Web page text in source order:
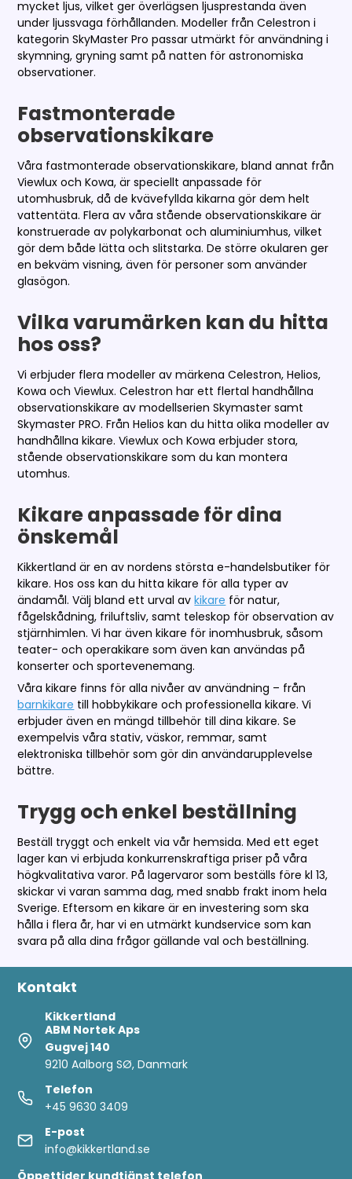
mycket ljus, vilket ger överlägsen ljusprestanda även
under ljussvaga förhållanden. Modeller från Celestron i
kategorin SkyMaster Pro passar utmärkt för användning i
skymning, gryning samt på natten för astronomiska
observationer.
Fastmonterade
observationskikare
Våra fastmonterade observationskikare, bland annat från
Viewlux och Kowa, är speciellt anpassade för
utomhusbruk, då de kvävefyllda kikarna gör dem helt
vattentäta. Flera av våra stående observationskikare är
konstruerade av polykarbonat och aluminiumhus, vilket
gör dem både lätta och slitstarka. De större okularen ger
en bekväm visning, även för personer som använder
glasögon.
Vilka varumärken kan du hitta
hos oss?
Vi erbjuder flera modeller av märkena Celestron, Helios,
Kowa och Viewlux. Celestron har ett flertal handhållna
observationskikare av modellserien Skymaster samt
Skymaster PRO. Från Helios kan du hitta olika modeller av
handhållna kikare. Viewlux och Kowa erbjuder stora,
stående observationskikare som du kan montera
utomhus.
Kikare anpassade för dina
önskemål
Kikkertland är en av nordens största e-handelsbutiker för
kikare. Hos oss kan du hitta kikare för alla typer av
ändamål. Välj bland ett urval avkikare för natur,
fågelskådning, friluftsliv, samt teleskop för observation av
stjärnhimlen. Vi har även kikare för inomhusbruk, såsom
teater- och operakikare som även kan användas på
konserter och sportevenemang.
Våra kikare finns för alla nivåer av användning – från
barnkikare till hobbykikare och professionella kikare. Vi
erbjuder även en mängd tillbehör till dina kikare. Se
exempelvis våra stativ, väskor, remmar, samt
elektroniska tillbehör som gör din användarupplevelse
bättre.
Trygg och enkel beställning
Beställ tryggt och enkelt via vår hemsida. Med ett eget
lager kan vi erbjuda konkurrenskraftiga priser på våra
högkvalitativa varor. På lagervaror som beställs före kl 13,
skickar vi varan samma dag, med snabb frakt inom hela
Sverige. Eftersom en kikare är en investering som ska
hålla i flera år, har vi en utmärkt kundservice som kan
svara på alla dina frågor gällande val och beställning.
Kontakt
Kikkertland
ABM Nortek Aps
Gugvej 140
9210 Aalborg SØ, Danmark
Telefon
+45 9630 3409
E-post
info@kikkertland.se
Öppettider kundtjänst telefon